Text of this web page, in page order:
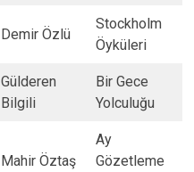
​Demir Özlü
​Stockholm
Öyküleri
​Gülderen
Bilgili
​Bir Gece
Yolculuğu
​Mahir Öztaş
​Ay
Gözetleme